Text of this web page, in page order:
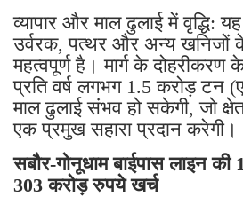
व्यापार और माल ढुलाई में वृद्धि:
उर्वरक, पत्थर और अन्य खनिजों
महत्वपूर्ण है। मार्ग के दोहरीकरण
प्रति वर्ष लगभग 1.5 करोड़ टन
माल ढुलाई संभव हो सकेगी, जो
एक प्रमुख सहारा प्रदान करेगी।
सबौर-गोनूधाम बाईपास लाइन की
303 करोड़ रुपये खर्च